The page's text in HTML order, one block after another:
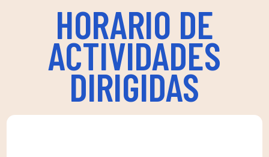
HORARIO DE
ACTIVIDADES
DIRIGIDAS